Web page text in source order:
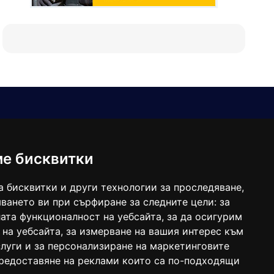
бисквитки
бисквитки и други технологии за проследяване,
ви при сърфиране за следните цели: за
функционалност на уебсайта, за да осигурим
уебсайта, за измерване на вашия интерес към
и за персонализиране на маркетинговите
на реклами които са по-подходящи
balgarkanews@gmail.com